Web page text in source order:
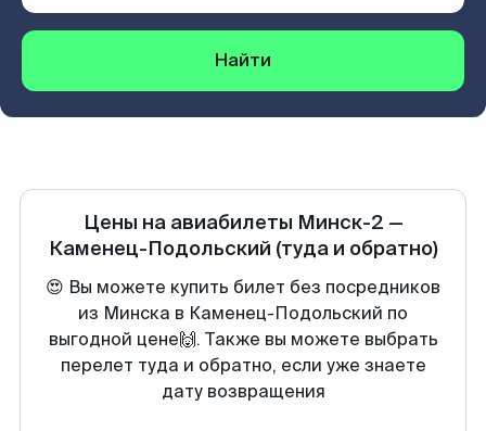
Найти
Цены на авиабилеты Минск-2 —
Каменец-Подольский (туда и обратно)
😍 Вы можете купить билет без посредников
из Минска в Каменец-Подольский по
выгодной цене🙌. Также вы можете выбрать
перелет туда и обратно, если уже знаете
дату возвращения